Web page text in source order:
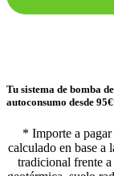
Tu sistema de bomba
autoconsumo desde
* Importe a
calculado en base a
tradicional frente